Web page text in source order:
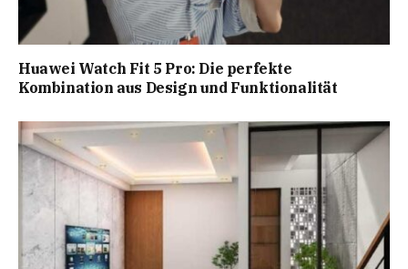
Huawei Watch Fit 5 Pro: Die perfekte
Kombination aus Design und Funktionalität